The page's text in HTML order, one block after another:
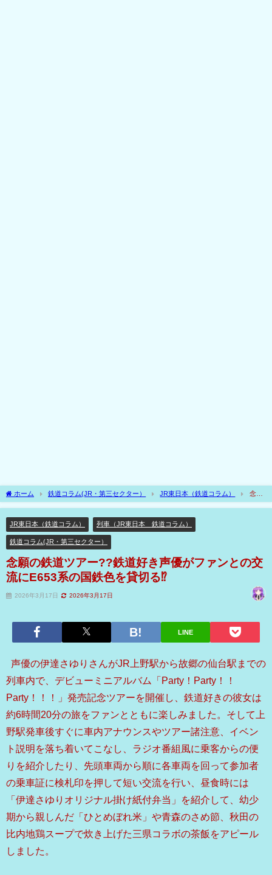
ホーム 鉄道コラム(JR・第三セクター） JR東日本（鉄道コラム）
念願
の鉄道ツアー??鉄道好き声優がファンとの交流にE653系の国鉄色を貸切る⁉
JR東日本（鉄道コラム） 列車（JR東日本 鉄道コラム）
鉄道コラム(JR・第三セクター）
念願の鉄道ツアー??鉄道好き声優がファンとの交
流にE653系の国鉄色を貸切る⁉
2026年3月17日 2026年3月17日
LINE
声優の伊達さゆりさんがJR上野駅から故郷の仙台駅までの
列車内で、デビューミニアルバム「Party！Party！！
Party！！！」発売記念ツアーを開催し、鉄道好きの彼女は
約6時間20分の旅をファンとともに楽しみました。そして上
野駅発車後すぐに車内アナウンスやツアー諸注意、イベン
ト説明を落ち着いてこなし、ラジオ番組風に乗客からの便
りを紹介したり、先頭車両から順に各車両を回って参加者
の乗車証に検札印を押して短い交流を行い、昼食時には
「伊達さゆりオリジナル掛け紙付弁当」を紹介して、幼少
期から親しんだ「ひとめぼれ米」や青森のさめ節、秋田の
比内地鶏スープで炊き上げた三県コラボの茶飯をアピール
しました。